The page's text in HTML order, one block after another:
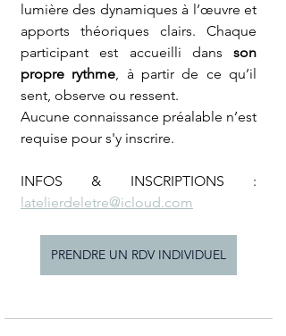
lumière des dynamiques à l’œuvre et
apports théoriques clairs. Chaque
participant est accueilli dans son
propre rythme, à partir de ce qu’il
sent, observe ou ressent.
Aucune connaissance préalable n’est
requise pour s'y inscrire.
latelierdeletre@icloud.com
PRENDRE UN RDV INDIVIDUEL